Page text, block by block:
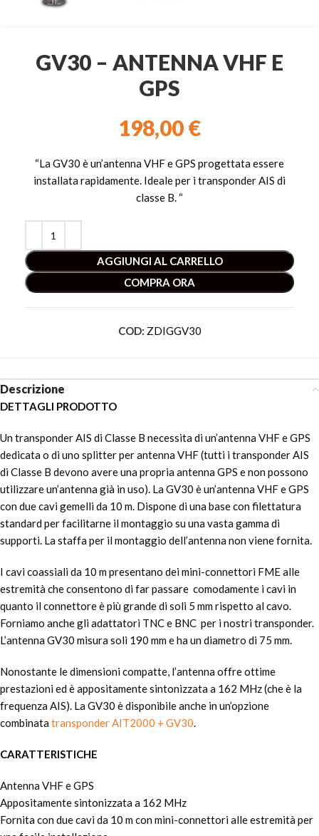
GV30 – ANTENNA VHF E
GPS
198,00€
“La GV30 è un’antenna VHF e GPS progettata essere
installata rapidamente. Ideale per i transponder AIS di
classe B. “
AGGIUNGI AL CARRELLO
COMPRA ORA
COD: ZDIGGV30
Descrizione
DETTAGLI PRODOTTO
Un transponder AIS di Classe B necessita di un’antenna VHF e GPS
dedicata o di uno splitter per antenna VHF (tutti i transponder AIS
di Classe B devono avere una propria antenna GPS e non possono
utilizzare un’antenna già in uso). La GV30 è un’antenna VHF e GPS
con due cavi gemelli da 10 m. Dispone di una base con filettatura
standard per facilitarne il montaggio su una vasta gamma di
supporti. La staffa per il montaggio dell’antenna non viene fornita.
I cavi coassiali da 10 m presentano dei mini-connettori FME alle
estremità che consentono di far passare comodamente i cavi in
quanto il connettore è più grande di soli 5 mm rispetto al cavo.
Forniamo anche gli adattatori TNC e BNC per i nostri transponder.
L’antenna GV30 misura soli 190 mm e ha un diametro di 75 mm.
Nonostante le dimensioni compatte, l’antenna offre ottime
prestazioni ed è appositamente sintonizzata a 162 MHz (che è la
frequenza AIS). La GV30 è disponibile anche in un’opzione
combinatatransponder AIT2000 + GV30.
CARATTERISTICHE
Antenna VHF e GPS
Appositamente sintonizzata a 162 MHz
Fornita con due cavi da 10 m con mini-connettori alle estremità per